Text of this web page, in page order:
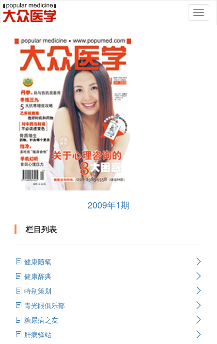
2009年1期
栏目列表
健康随笔
健康辞典
特别策划
青光眼俱乐部
糖尿病之友
肝病驿站